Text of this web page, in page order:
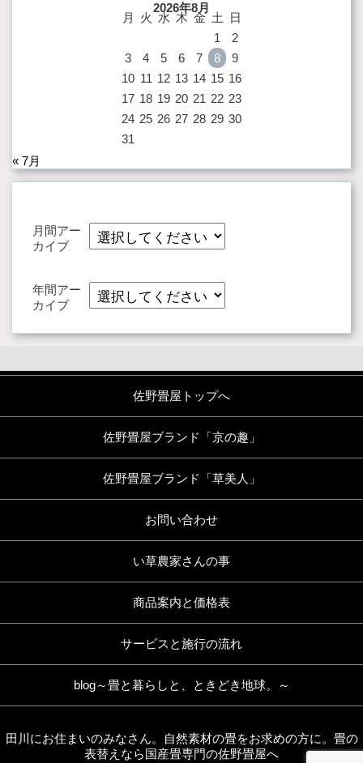
田川にお住まいのみなさん。自然素材の畳をお求めの方に。畳の
表替えなら国産畳専門の佐野畳屋へ
2026年8月
月 火 水 木 金 土
日
1
2
3
4 5 6 7 8
9
10 11 12 13 14 15 16
17 18 19 20 21 22 23
24 25 26 27 28 29 30
31
« 7月
月間アー
カイブ
年間アー
カイブ
佐野畳屋トップへ
佐野畳屋ブランド「京の趣」
佐野畳屋ブランド「草美人」
お問い合わせ
い草農家さんの事
商品案内と価格表
サービスと施行の流れ
blog～畳と暮らしと、ときどき地球。～